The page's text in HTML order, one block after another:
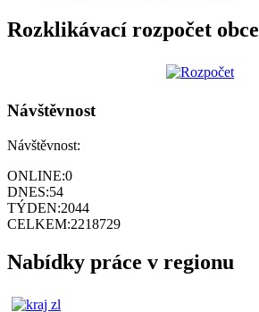
Rozklikávací rozpočet obce
Návštěvnost
Návštěvnost:
ONLINE:0
DNES:54
TÝDEN:2044
CELKEM:2218729
Nabídky práce v regionu